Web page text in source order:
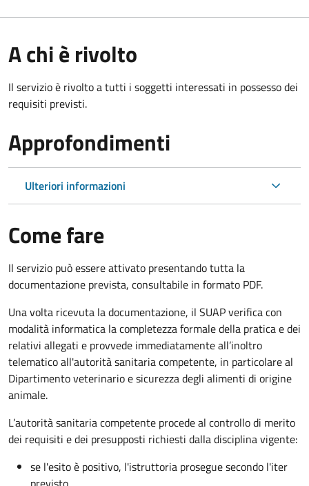
A chi è rivolto
Il servizio è rivolto a tutti i soggetti interessati in possesso dei
requisiti previsti.
Approfondimenti
Ulteriori informazioni
Come fare
Il servizio può essere attivato presentando tutta la
documentazione prevista, consultabile in formato PDF.
Una volta ricevuta la documentazione, il SUAP verifica con
modalità informatica la completezza formale della pratica e dei
relativi allegati e provvede immediatamente all’inoltro
telematico all'autorità sanitaria competente, in particolare al
Dipartimento veterinario e sicurezza degli alimenti di origine
animale.
L’autorità sanitaria competente procede al controllo di merito
dei requisiti e dei presupposti richiesti dalla disciplina vigente:
se l'esito è positivo, l'istruttoria prosegue secondo l'iter